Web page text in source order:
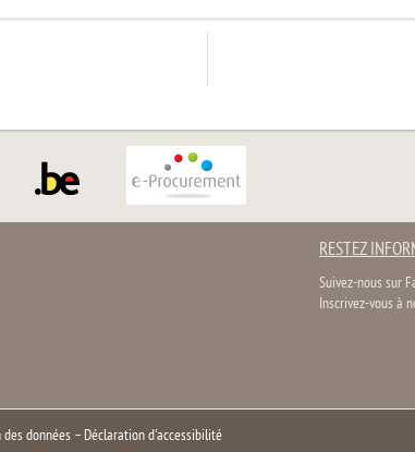
RESTEZ
Suivez-nous sur
Inscrivez-vous à
données– Déclaration d'accessibilité